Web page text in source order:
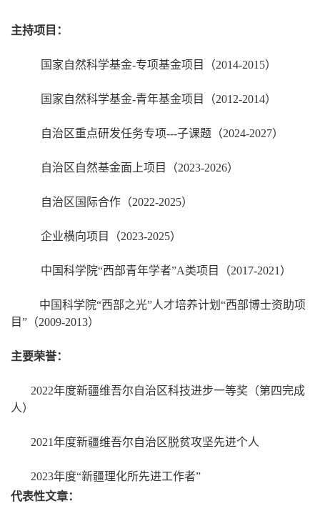
主持项目：
国家自然科学基金-专项基金项目 （2014-2015）
国家自然科学基金-青年基金项目 （2012-2014）
自治区重点研发任务专项---子课题（2024-2027）
自治区自然基金面上项目 （2023-2026）
自治区国际合作 （2022-2025）
企业横向项目 （2023-2025）
中国科学院“西部青年学者”A类项目（2017-2021）
中国科学院“西部之光”人才培养计划“西部博士资助项
目”（2009-2013）
主要荣誉：
2022年度新疆维吾尔自治区科技进步一等奖（第四完成
人）
2021年度新疆维吾尔自治区脱贫攻坚先进个人
2023年度“新疆理化所先进工作者”
代表性文章：